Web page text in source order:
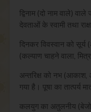
द्विनाम (दो नाम वाले)
देवताओं के स्वामी तथा
दिनकर विवस्वान को सूर्य
(कल्याण चाहने वाला,
अन्तरिक्ष को नभ (आकाश,
गया है। पूषा का तात्पर्य
कलयुग का अतुलनीय